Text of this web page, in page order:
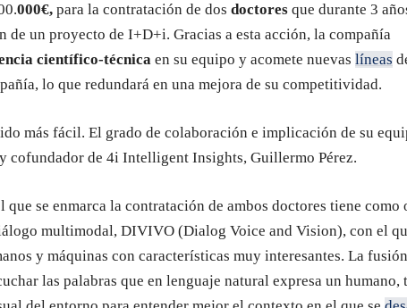
000€, para la contratación de dos doctores que durante 3
de un proyecto de I+D+i. Gracias a esta acción, la compañía
científico-técnica en su equipo y acomete nuevas líneas
lo que redundará en una mejora de su competitividad.
más fácil. El grado de colaboración e implicación de su
cofundador de 4i Intelligent Insights, Guillermo Pérez.
se enmarca la contratación de ambos doctores tiene como
multimodal, DIVIVO (Dialog Voice and Vision), con el
y máquinas con características muy interesantes. La
las palabras que en lenguaje natural expresa un humano,